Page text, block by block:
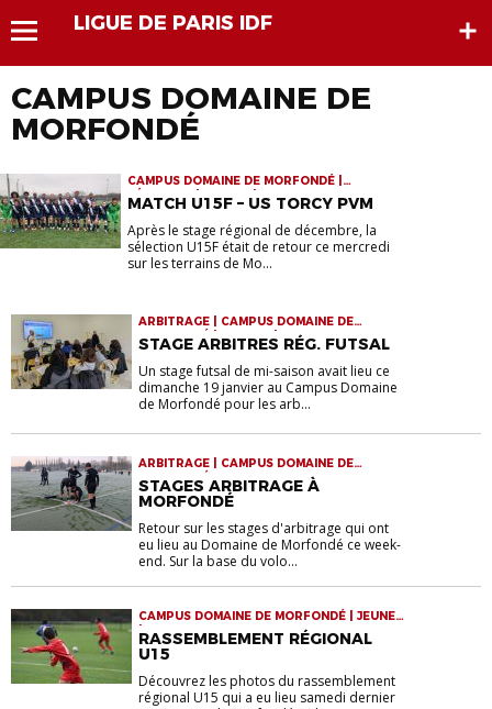
LIGUE DE PARIS IDF
CAMPUS DOMAINE DE
MORFONDÉ
CAMPUS DOMAINE DE MORFONDÉ |
FÉMININES | JEUNES | RASSEMBLEMENTS
MATCH U15F – US TORCY PVM
Après le stage régional de décembre, la
sélection U15F était de retour ce mercredi
sur les terrains de Mo...
ARBITRAGE | CAMPUS DOMAINE DE
MORFONDÉ | FUTSAL | STAGES
STAGE ARBITRES RÉG. FUTSAL
Un stage futsal de mi-saison avait lieu ce
dimanche 19 janvier au Campus Domaine
de Morfondé pour les arb...
ARBITRAGE | CAMPUS DOMAINE DE
MORFONDÉ
STAGES ARBITRAGE À
MORFONDÉ
Retour sur les stages d'arbitrage qui ont
eu lieu au Domaine de Morfondé ce week-
end. Sur la base du volo...
CAMPUS DOMAINE DE MORFONDÉ | JEUNES
| RASSEMBLEMENTS
RASSEMBLEMENT RÉGIONAL
U15
Découvrez les photos du rassemblement
régional U15 qui a eu lieu samedi dernier